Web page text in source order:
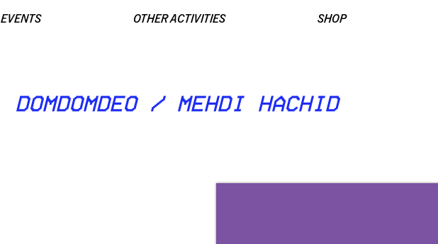
EVENTS OTHER ACTIVITIES SHOP
DOMDOMDEO / MEHDI HACHID